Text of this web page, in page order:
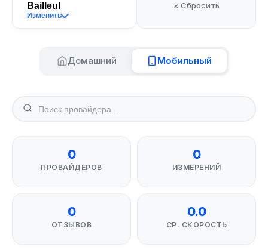
Bailleul
Изменить
× Сбросить
Домашний Мобильный
0
ПРОВАЙДЕРОВ
0
ИЗМЕРЕНИЙ
0
ОТЗЫВОВ
0.0
СР. СКОРОСТЬ